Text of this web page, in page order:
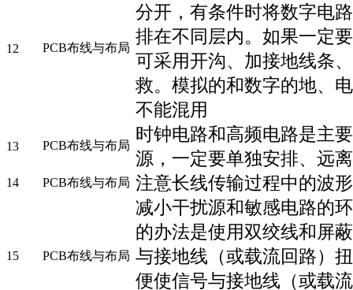
12 PCB布线与布局
分开，有条件时将数字电
排在不同层内。如果一定
可采用开沟、加接地线条
救。模拟的和数字的地、
不能混用
13 PCB布线与布局
时钟电路和高频电路是主
源，一定要单独安排、远
14 PCB布线与布局 注意长线传输过程中的波
15 PCB布线与布局
减小干扰源和敏感电路的
的办法是使用双绞线和屏
与接地线（或载流回路）
便使信号与接地线（或载